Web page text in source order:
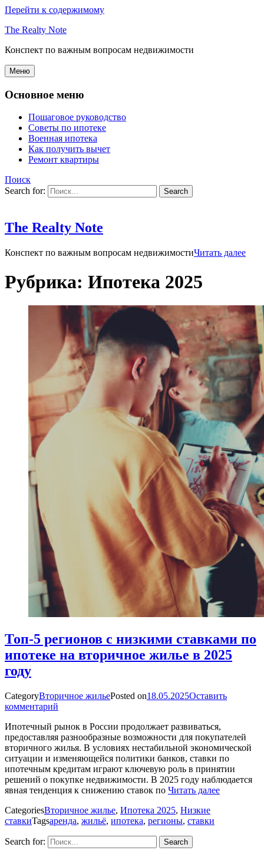
Перейти к содержимому
The Realty Note
Конспект по важным вопросам недвижимости
Меню
Основное меню
Пошаговое руководство
Советы по ипотеке
Военная ипотека
Как получить вычет
Ремонт квартиры
Поиск
Search for:
The Realty Note
Конспект по важным вопросам недвижимостиЧитать далее
Рубрика: Ипотека 2025
Топ-5 регионов с низкими ставками по
ипотеке на вторичное жилье в 2025
году
CategoryВторичное жильеPosted on18.05.2025Оставить
комментарий
Ипотечный рынок в России продолжает развиваться,
предоставляя разнообразные возможности для покупателей
вторичного жилья. В условиях нестабильной экономической
ситуации и изменяющейся политики банков, ставки по
ипотечным кредитам играют ключевую роль в принятии
решений о покупке недвижимости. В 2025 году наблюдается
явная тенденция к снижению ставок по Читать далее
CategoriesВторичное жилье, Ипотека 2025, Низкие
ставкиTagsаренда, жильё, ипотека, регионы, ставки
Search for: